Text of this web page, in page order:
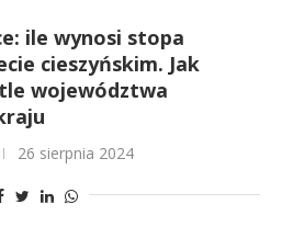
ile wynosi stopa
cieszyńskim. Jak
województwa
26 sierpnia 2024